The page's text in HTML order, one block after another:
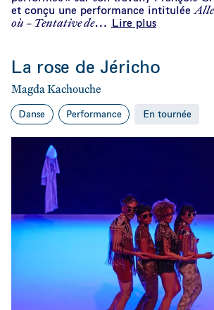
et conçu une performance intitulée
où – Tentative de… Lire plus
La rose de Jéricho
Magda Kachouche
Danse Performance En tournée